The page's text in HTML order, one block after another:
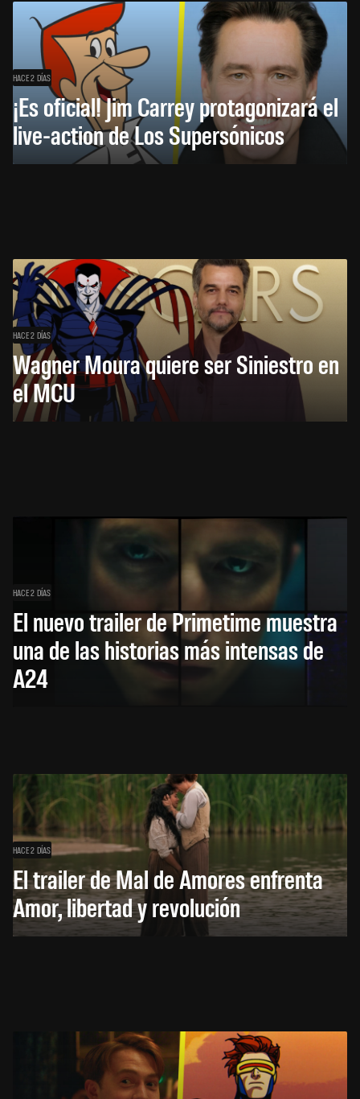
HACE 2 DÍAS
¡Es oficial! Jim Carrey protagonizará el
live-action de Los Supersónicos
HACE 2 DÍAS
Wagner Moura quiere ser Siniestro en
el MCU
HACE 2 DÍAS
El nuevo trailer de Primetime muestra
una de las historias más intensas de
A24
HACE 2 DÍAS
El trailer de Mal de Amores enfrenta
Amor, libertad y revolución